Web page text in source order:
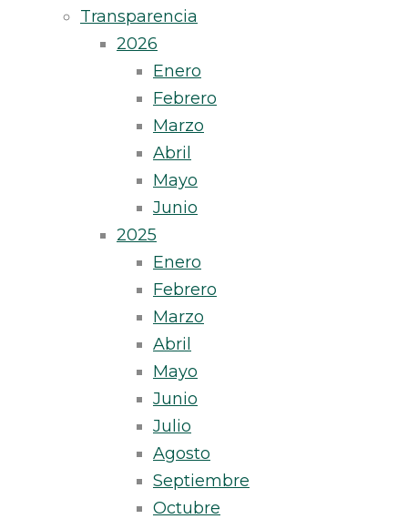
Transparencia
2026
Enero
Febrero
Marzo
Abril
Mayo
Junio
2025
Enero
Febrero
Marzo
Abril
Mayo
Junio
Julio
Agosto
Septiembre
Octubre